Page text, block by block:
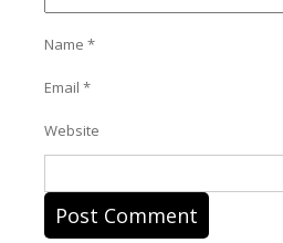
Name *
Email *
Website